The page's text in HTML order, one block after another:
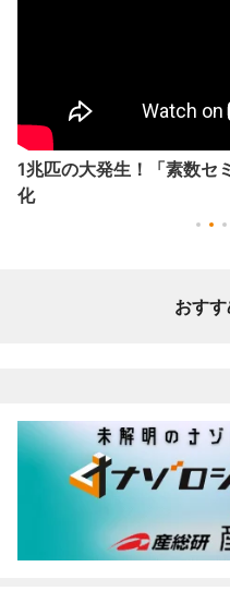
1兆匹の大発生！「素数セ
化
おす